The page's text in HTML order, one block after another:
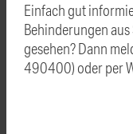
Einfach gut
Behinderungen
gesehen? Dann
490400) oder per